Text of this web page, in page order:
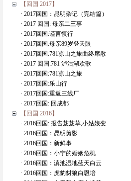
【回国 2017】
· 2017回国：昆明杂记（完结篇）
· 2017 回国: 母亲二三事
· 2017回国:谨言慎行
· 2017回国:母亲89岁登天眼
· 2017回国:781凉山之旅曲终席散
· 2017 回国:781 泸沽湖欢歌
· 2017回国:781凉山之旅
· 2017回国:乐山行
· 2017回国:重返三线厂
· 2017回国: 回成都
【回国 2016】
· 2016回国: 报告芨芨草,小姑娘变
· 2016回国：昆明剪影
· 2016回国：新鲜事
· 2016回国：小宁的婚姻危机
· 2016回国：滇池湿地蓝天白云
· 2016回国：虎豹豺狼白恩培